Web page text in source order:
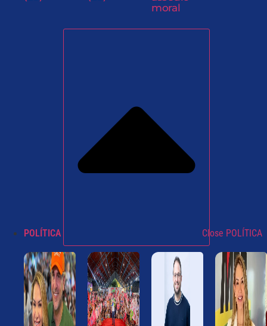
moral
POLÍTICA Close POLÍTICA